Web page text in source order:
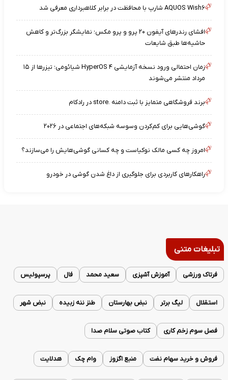
AQUOS Wish۶ شارپ با محافظت در برابر کلاهبرداری معرفی شد
افشای رندرهای آیفون ۲۰ پرو و پرو مکس؛ نمایشگر بزرگ‌تر و کاهش
حاشیه‌ها طبق شایعات
زمان احتمالی ورود نسخه آزمایشی HyperOS ۴ شیائومی؛ تیزرها از ۱۵
مرداد منتشر می‌شوند
برند فروشگاهی متمایز با ثبت دامنه .store در رادکام
گوشی‌هایی برای کم‌کردن وسوسه شبکه‌های اجتماعی در ۲۰۲۶
امروز چه کسی مالک نوکیاست و چه کسانی گوشی‌هایش را می‌سازند؟
راهکارهای کاربردی برای جلوگیری از داغ شدن گوشی در خودرو
تبلیغات متنی
فرتاک ورزشی آموزش آشپزی سعید محمد فال پرسپولیس
استقلال لیگ برتر نبض بهارستان طنز ننه زبیده نبض شهر
فصل سوم زخم کاری کتاب صوتی سلام صدا
فروش و خرید سهام نفت منبع اگزوز وام چک هدلایت